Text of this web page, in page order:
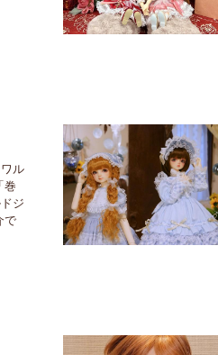
ル
巻
ジ
で